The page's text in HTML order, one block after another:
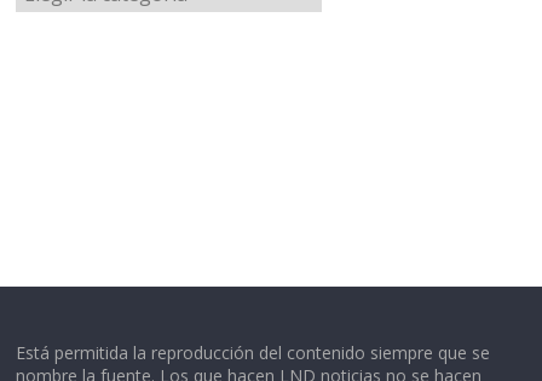
Está permitida la reproducción del contenido siempre que se
nombre la fuente. Los que hacen LND noticias no se hacen